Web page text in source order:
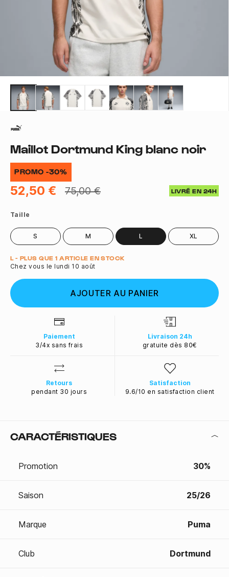
Maillot Dortmund King blanc noir
PROMO -30%
52,50 € 75,00 € LIVRÉ EN 24H
Taille
S M L XL
Quantité
L - PLUS QUE 1 ARTICLE EN STOCK
Chez vous le lundi 10 août
AJOUTER AU PANIER
Paiement
3/4x sans frais
Livraison 24h
gratuite dès 80€
Retours
pendant 30 jours
Satisfaction
9.6/10 en satisfaction client
CARACTÉRISTIQUES
Promotion 30%
Saison 25/26
Marque Puma
Club Dortmund